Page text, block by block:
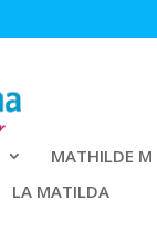
MATHILDE M
LA MATILDA